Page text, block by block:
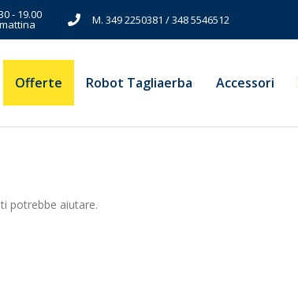
- 19.00 M. 349 2250381 / 348 5546512
Offerte Robot Tagliaerba Accessori
potrebbe aiutare.